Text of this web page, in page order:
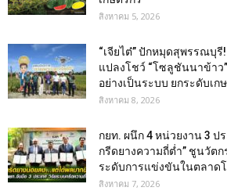
สิงหาคม 5, 2026
“เจียไต๋” ปักหมุดสุพรรณบุรี!
แปลงโชว์ “โซลูชันนาข้าว
อย่างเป็นระบบ ยกระดับเก
สิงหาคม 8, 2026
กยท. ผนึก 4 หน่วยงาน 3 ป
กรีดยางความถี่ต่ำ” ชูนวัต
ระดับการแข่งขันในตลาด
สิงหาคม 7, 2026